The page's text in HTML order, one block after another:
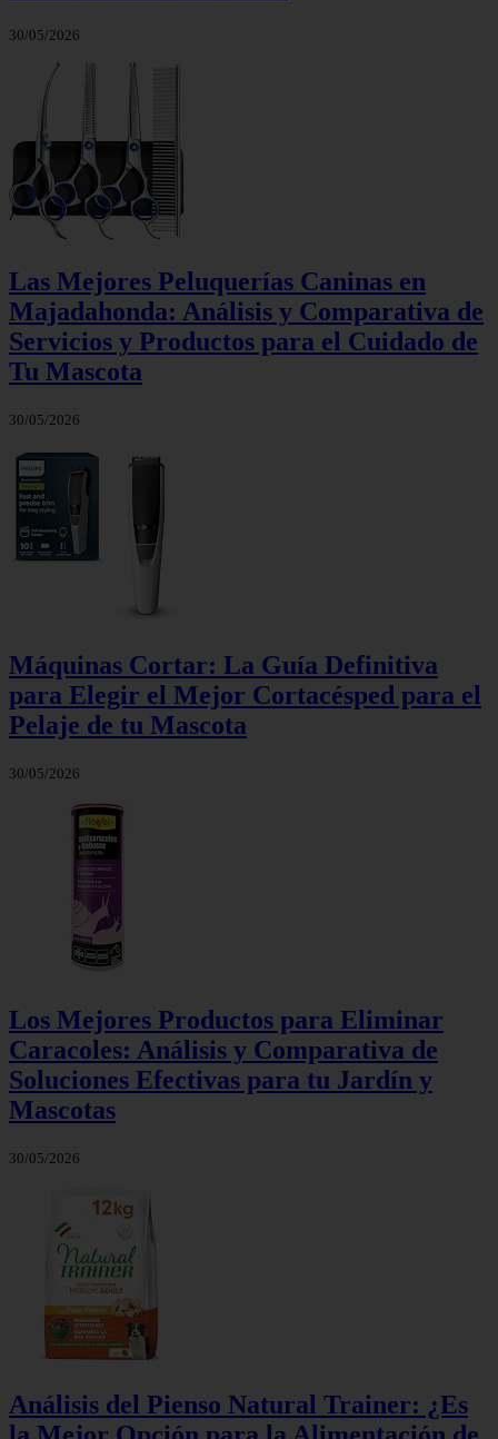
30/05/2026
Las Mejores Peluquerías Caninas en
Majadahonda: Análisis y Comparativa de
Servicios y Productos para el Cuidado de
Tu Mascota
30/05/2026
Máquinas Cortar: La Guía Definitiva
para Elegir el Mejor Cortacésped para el
Pelaje de tu Mascota
30/05/2026
Los Mejores Productos para Eliminar
Caracoles: Análisis y Comparativa de
Soluciones Efectivas para tu Jardín y
Mascotas
30/05/2026
Análisis del Pienso Natural Trainer: ¿Es